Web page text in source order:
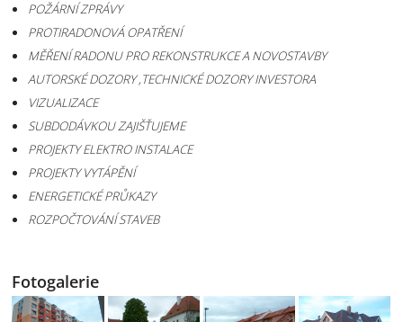
POŽÁRNÍ ZPRÁVY
PROTIRADONOVÁ OPATŘENÍ
MĚŘENÍ RADONU PRO REKONSTRUKCE A NOVOSTAVBY
AUTORSKÉ DOZORY ,TECHNICKÉ DOZORY INVESTORA
VIZUALIZACE
SUBDODÁVKOU ZAJIŠŤUJEME
PROJEKTY ELEKTRO INSTALACE
PROJEKTY VYTÁPĚNÍ
ENERGETICKÉ PRŮKAZY
ROZPOČTOVÁNÍ STAVEB
Fotogalerie